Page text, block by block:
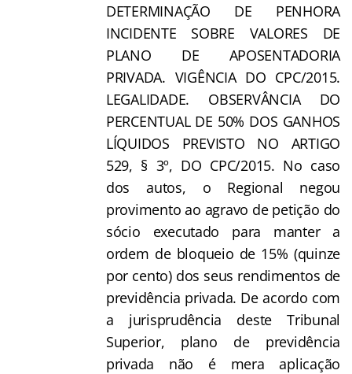
DETERMINAÇÃO DE PENHORA
INCIDENTE SOBRE VALORES DE
PLANO DE APOSENTADORIA
PRIVADA. VIGÊNCIA DO CPC/2015.
LEGALIDADE. OBSERVÂNCIA DO
PERCENTUAL DE 50% DOS GANHOS
LÍQUIDOS PREVISTO NO ARTIGO
529, § 3º, DO CPC/2015. No caso
dos autos, o Regional negou
provimento ao agravo de petição do
sócio executado para manter a
ordem de bloqueio de 15% (quinze
por cento) dos seus rendimentos de
previdência privada. De acordo com
a jurisprudência deste Tribunal
Superior, plano de previdência
privada não é mera aplicação